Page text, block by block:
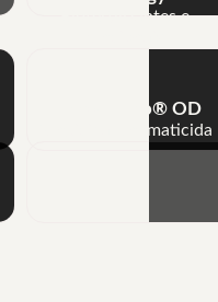
Biofertilizantes e
Tricho-Turbo® OD
Fungicida e nematicida